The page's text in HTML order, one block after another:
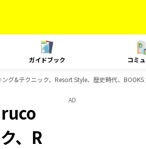
ガイドブック コミ
&テクニック、Resort Style、歴史時代、
、R
AD